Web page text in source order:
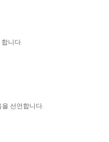
니다.
선언합니다.